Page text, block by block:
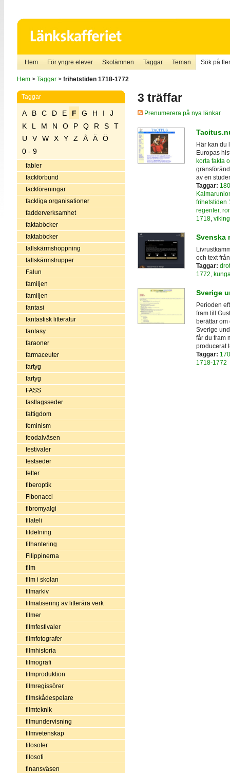
Hem För yngre elever Skolämnen Taggar Teman Sök på
Hem> Taggar> frihetstiden 1718-1772
Taggar
A B C D E F G H I
J
K
L M N O P Q R S
T
U
V W X Y Z Å Ä
Ö
0 - 9
fabler
fackförbund
fackföreningar
fackliga organisationer
fadderverksamhet
faktaböcker
faktaböcker
fallskärmshoppning
fallskärmstrupper
Falun
familjen
familjen
fantasi
fantastisk litteratur
fantasy
faraoner
farmaceuter
fartyg
fartyg
FASS
fastlagsseder
fattigdom
feminism
feodalväsen
festivaler
festseder
fetter
fiberoptik
Fibonacci
fibromyalgi
filateli
fildelning
filhantering
Filippinerna
film
film i skolan
filmarkiv
filmatisering av litterära verk
filmer
filmfestivaler
filmfotografer
filmhistoria
filmografi
filmproduktion
filmregissörer
filmskådespelare
filmteknik
filmundervisning
filmvetenskap
filosofer
filosofi
finansväsen
3 träffar
Prenumerera på nya länkar
Här kan du
Europas
korta fakta
av en
Taggar:
frihetstiden
regenter,
1718,
Svenska
och text
Taggar:
1772,
Sverige
Perioden
fram till
berättar
Sverige
får du fram
producerat
Taggar:
1718-1772